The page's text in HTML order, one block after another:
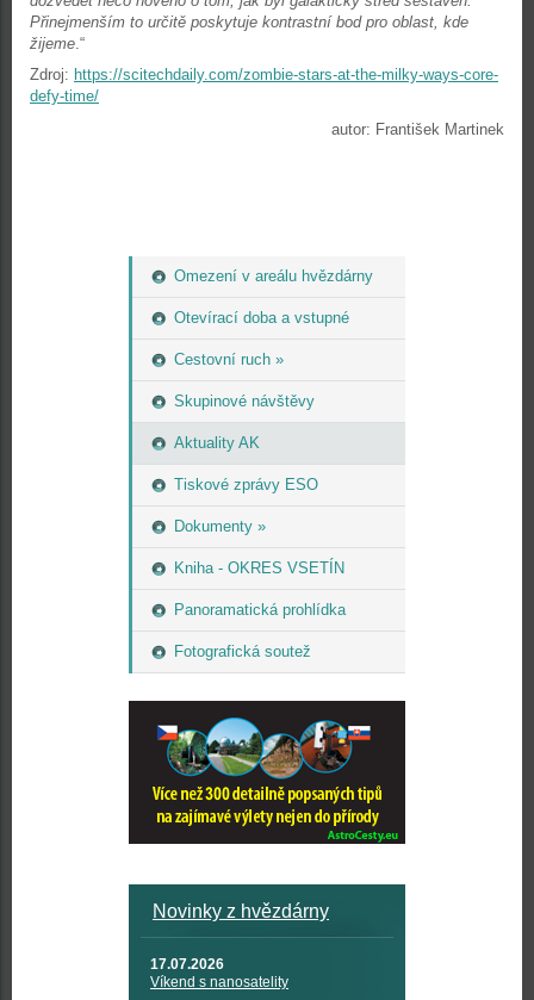
Omezení v areálu hvězdárny
Otevírací doba a vstupné
Cestovní ruch »
Skupinové návštěvy
Aktuality AK
Tiskové zprávy ESO
Dokumenty »
Kniha - OKRES VSETÍN
Panoramatická prohlídka
Fotografická soutež
Novinky z hvězdárny
17.07.2026
Víkend s nanosatelity
Přinejmenším to určitě poskytuje kontrastní bod pro oblast, kde
žijeme.“
Zdroj: https://scitechdaily.com/zombie-stars-at-the-milky-ways-core-
defy-time/
autor: František Martinek